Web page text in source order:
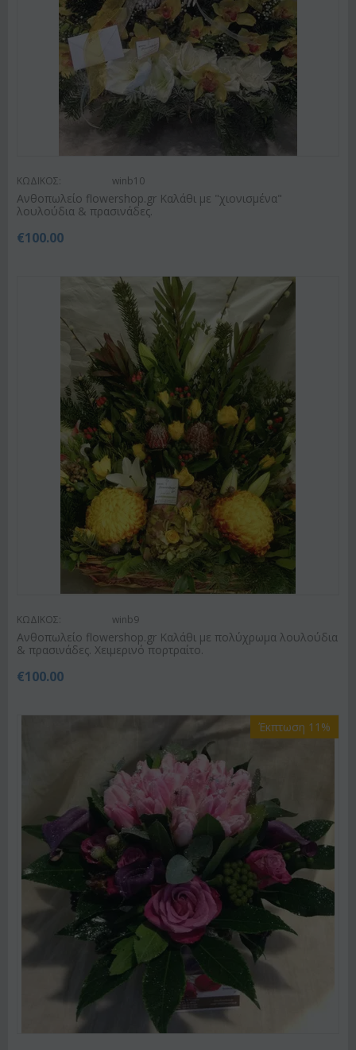
ΚΩΔΙΚΟΣ: winb10
Ανθοπωλείο flowershop.gr Καλάθι με "χιονισμένα"
λουλούδια & πρασινάδες.
€100.00
ΚΩΔΙΚΟΣ: winb9
Ανθοπωλείο flowershop.gr Καλάθι με πολύχρωμα λουλούδια
& πρασινάδες. Χειμερινό πορτραίτο.
€100.00
Έκπτωση 11%